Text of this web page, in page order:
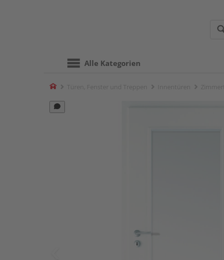
Alle Kategorien
Home